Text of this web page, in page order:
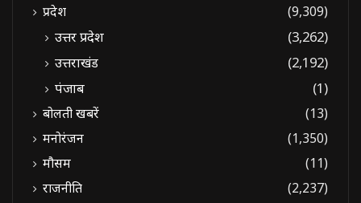
प्रदेश
(9,309)
उत्तर प्रदेश
(3,262)
उत्तराखंड
(2,192)
पंजाब
(1)
बोलती खबरें
(13)
मनोरंजन
(1,350)
मौसम
(11)
राजनीति
(2,237)